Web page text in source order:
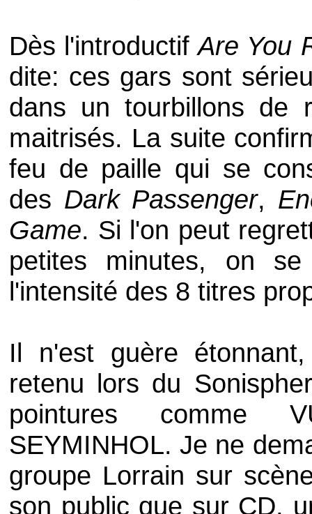
Dès l'introductifAre You
dite: ces gars sont
dans un tourbillons de
maitrisés. La suite
feu de paille qui se
des Dark Passenger,
Game. Si l'on peut
petites minutes, on
l'intensité des 8 titres
Il n'est guère
retenu lors du
pointures comme
SEYMINHOL. Je ne
groupe Lorrain sur
son public que sur CD,